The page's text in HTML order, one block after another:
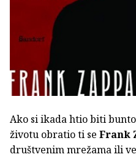
Ako si ikada htio biti
životu obratio ti se Frank
društvenim mrežama ili